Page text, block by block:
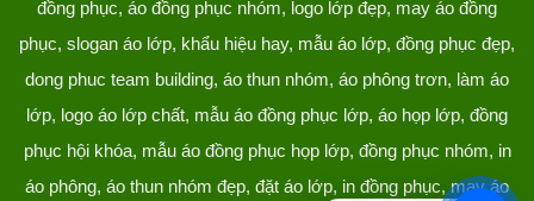
đồng phục, áo đồng phục nhóm, logo lớp đẹp, may áo đồng
phục, slogan áo lớp, khẩu hiệu hay, mẫu áo lớp, đồng phục đẹp,
dong phuc team building, áo thun nhóm, áo phông trơn, làm áo
lớp, logo áo lớp chất, mẫu áo đồng phục lớp, áo họp lớp, đồng
phục hội khóa, mẫu áo đồng phục họp lớp, đồng phục nhóm, in
áo phông, áo thun nhóm đẹp, đặt áo lớp, in đồng phục, may áo